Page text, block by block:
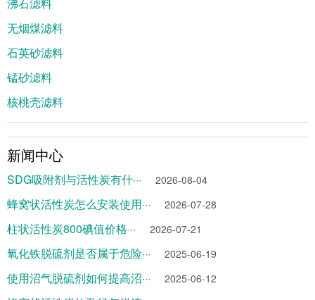
无烟煤滤料
石英砂滤料
锰砂滤料
核桃壳滤料
新闻中心
SDG吸附剂与活性炭有什··· 2026-08-04
蜂窝状活性炭怎么安装使用··· 2026-07-28
柱状活性炭800碘值价格··· 2026-07-21
氧化铁脱硫剂是否属于危险··· 2025-06-19
使用沼气脱硫剂如何提高沼··· 2025-06-12